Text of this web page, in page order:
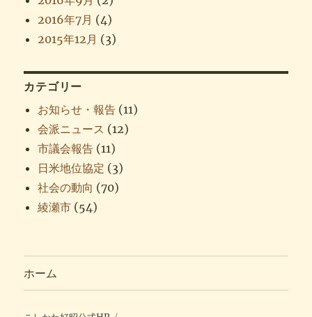
2016年7月 (4)
2015年12月 (3)
カテゴリー
お知らせ・報告 (11)
会派ニュース (12)
市議会報告 (11)
日米地位協定 (3)
社会の動向 (70)
綾瀬市 (54)
ホーム